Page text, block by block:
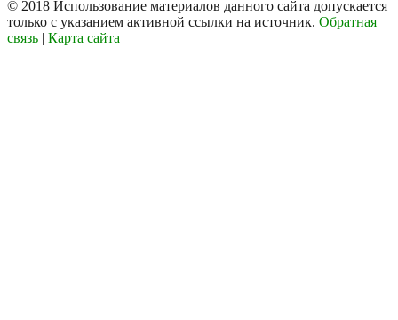
© 2018 Использование материалов данного сайта допускается
только с указанием активной ссылки на источник. Обратная
связь | Карта сайта